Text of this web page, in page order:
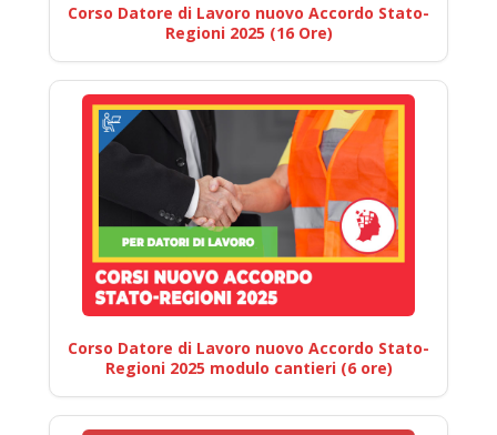
Corso Datore di Lavoro nuovo Accordo Stato-
Regioni 2025 (16 Ore)
Corso Datore di Lavoro nuovo Accordo Stato-
Regioni 2025 modulo cantieri (6 ore)